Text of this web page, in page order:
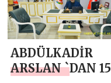
ABDÜLKADİR
ARSLAN `DAN 15